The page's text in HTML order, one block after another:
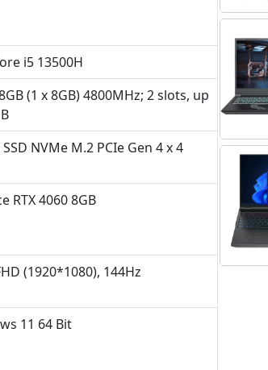
i5 13500H
(1 x 8GB) 4800MHz; 2 slots, up
SSD NVMe M.2 PCIe Gen 4 x 4
RTX 4060 8GB
(1920*1080), 144Hz
11 64 Bit